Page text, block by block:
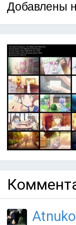
Добавлены